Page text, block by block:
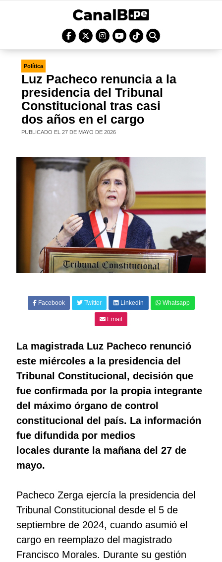
Política
Luz Pacheco renuncia a la
presidencia del Tribunal
Constitucional tras casi
dos años en el cargo
PUBLICADO EL 27 DE MAYO DE 2026
Facebook Twitter Linkedin Whatsapp
Email
La magistrada Luz Pacheco renunció
este miércoles a la presidencia del
Tribunal Constitucional, decisión que
fue confirmada por la propia integrante
del máximo órgano de control
constitucional del país. La información
fue difundida por medios
locales durante la mañana del 27 de
mayo.
Pacheco Zerga ejercía la presidencia del
Tribunal Constitucional desde el 5 de
septiembre de 2024, cuando asumió el
cargo en reemplazo del magistrado
Francisco Morales. Durante su gestión